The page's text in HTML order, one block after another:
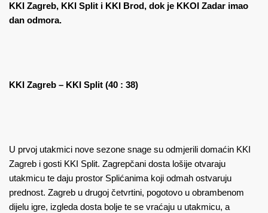
KKI Zagreb, KKI Split i KKI Brod, dok je KKOI Zadar imao
dan odmora.
KKI Zagreb – KKI Split (40 : 38)
U prvoj utakmici nove sezone snage su odmjerili domaćin KKI
Zagreb i gosti KKI Split. Zagrepčani dosta lošije otvaraju
utakmicu te daju prostor Splićanima koji odmah ostvaruju
prednost. Zagreb u drugoj četvrtini, pogotovo u obrambenom
dijelu igre, izgleda dosta bolje te se vraćaju u utakmicu, a